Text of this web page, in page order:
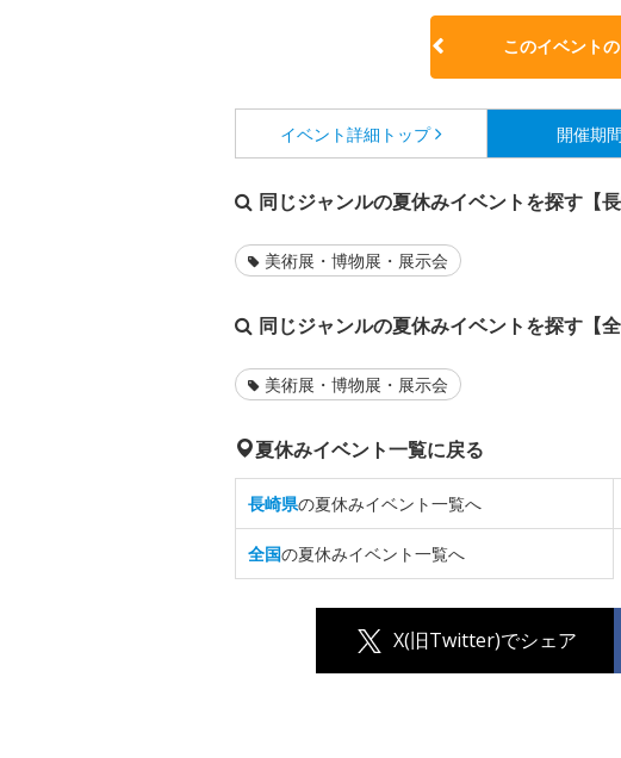
このイベント
イベント詳細 トップ 開催期
同じジャンルの夏休みイベントを探す【長
美術展・博物展・展示会
同じジャンルの夏休みイベントを探す【全
美術展・博物展・展示会
夏休みイベント一覧に戻る
長崎県の夏休みイベント一覧へ
全国の夏休みイベント一覧へ
X(旧Twitter)でシェア